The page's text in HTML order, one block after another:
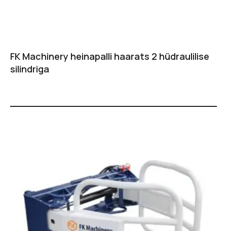
FK Machinery heinapalli haarats 2 hüdraulilise
silindriga